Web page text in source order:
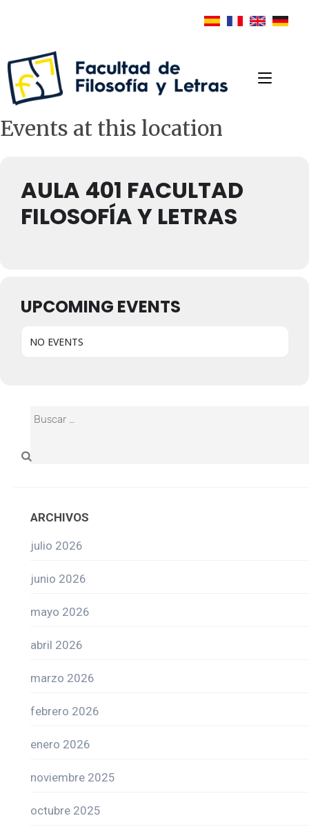
Events at this location
AULA 401 FACULTAD
FILOSOFÍA Y LETRAS
UPCOMING EVENTS
NO EVENTS
ARCHIVOS
julio 2026
junio 2026
mayo 2026
abril 2026
marzo 2026
febrero 2026
enero 2026
noviembre 2025
octubre 2025